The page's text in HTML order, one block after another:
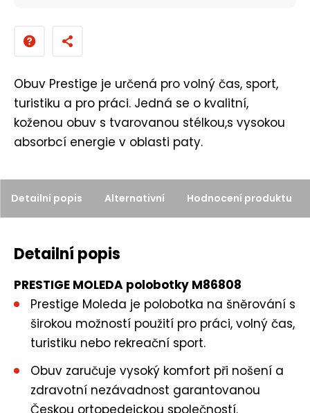
Obuv Prestige je určená pro volný čas, sport,
turistiku a pro práci. Jedná se o kvalitní,
koženou obuv s tvarovanou stélkou,s vysokou
absorbcí energie v oblasti paty.
č
e
t
Detailní popis Alternativní Hodnocení produktu
Detailní popis
PRESTIGE MOLEDA polobotky M86808
Prestige Moleda je polobotka na šněrování s
širokou možností použití pro práci, volný čas,
turistiku nebo rekreační sport.
Obuv zaručuje vysoký komfort při nošení a
zdravotní nezávadnost garantovanou
Českou ortopedeickou společností.